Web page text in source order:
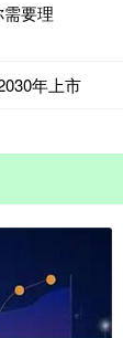
要理
年上市